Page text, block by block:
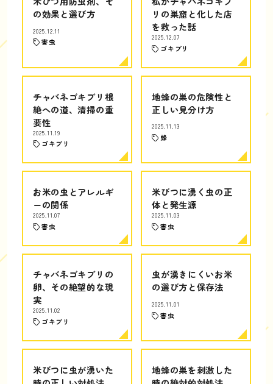
の効果と選び方
2025.12.11
害虫
リの巣窟と化した店
を救った話
2025.12.07
ゴキブリ
チャバネゴキブリ根
絶への道、清掃の重
要性
2025.11.19
ゴキブリ
地蜂の巣の危険性と
正しい見分け方
2025.11.13
蜂
お米の虫とアレルギ
ーの関係
2025.11.07
害虫
米びつに湧く虫の正
体と発生源
2025.11.03
害虫
チャバネゴキブリの
卵、その絶望的な現
実
2025.11.02
ゴキブリ
虫が湧きにくいお米
の選び方と保存法
2025.11.01
害虫
米びつに虫が湧いた
地蜂の巣を刺激した